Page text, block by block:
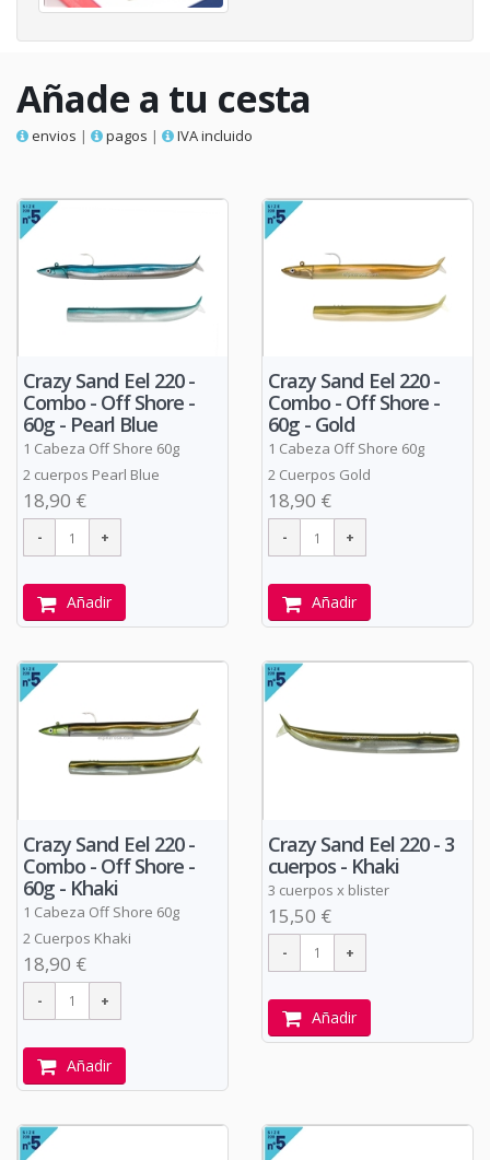
Añade a tu cesta
envios | pagos | IVA incluido
Crazy Sand Eel 220 -
Combo - Off Shore -
60g - Pearl Blue
1 Cabeza Off Shore 60g
2 cuerpos Pearl Blue
18,90 €
Añadir
Crazy Sand Eel 220 -
Combo - Off Shore -
60g - Gold
1 Cabeza Off Shore 60g
2 Cuerpos Gold
18,90 €
Añadir
Crazy Sand Eel 220 -
Combo - Off Shore -
60g - Khaki
1 Cabeza Off Shore 60g
2 Cuerpos Khaki
18,90 €
Añadir
Crazy Sand Eel 220 - 3
cuerpos - Khaki
3 cuerpos x blister
15,50 €
Añadir